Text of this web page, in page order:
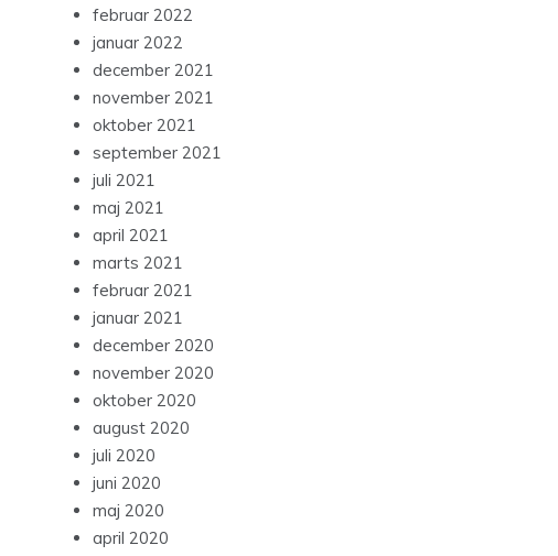
februar 2022
januar 2022
december 2021
november 2021
oktober 2021
september 2021
juli 2021
maj 2021
april 2021
marts 2021
februar 2021
januar 2021
december 2020
november 2020
oktober 2020
august 2020
juli 2020
juni 2020
maj 2020
april 2020